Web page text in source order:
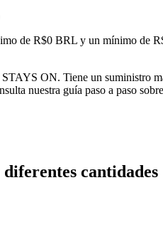
de R$0 BRL y un mínimo de
ON. Tiene un suministro
nuestra guía paso a paso sobre
cantidades